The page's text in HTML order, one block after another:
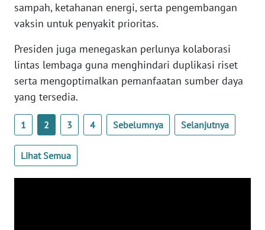
sampah, ketahanan energi, serta pengembangan
vaksin untuk penyakit prioritas.
Presiden juga menegaskan perlunya kolaborasi
lintas lembaga guna menghindari duplikasi riset
serta mengoptimalkan pemanfaatan sumber daya
yang tersedia.
1 2 3 4 Sebelumnya Selanjutnya
Lihat Semua
WN
NTT
WN
WN
PAPUA
WN
PAPUA